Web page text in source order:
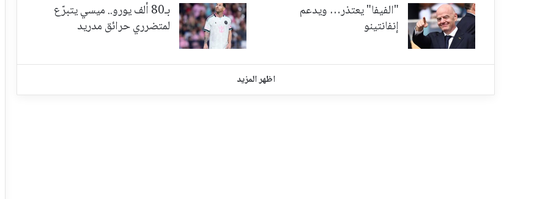
"الفيفا" يعتذر… ويدعم
إنفانتينو
بـ80 ألف يورو.. ميسي يتبرّع
لمتضرري حرائق مدريد
اظهر المزيد